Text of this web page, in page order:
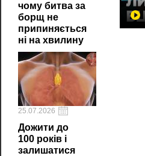
чому битва за
борщ не
припиняється
ні на хвилину
25.07.2026
Дожити до
100 років і
залишатися